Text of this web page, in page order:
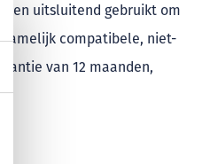
uitsluitend gebruikt om
compatibele, niet-
van 12 maanden,